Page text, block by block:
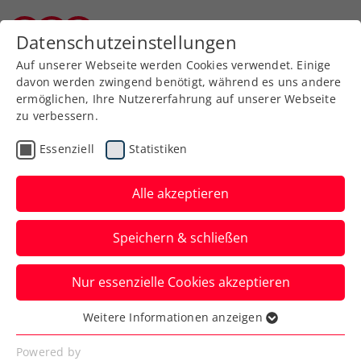
Zurück zur Newsübersicht
Turniere
Sparkasse Bambini Cup:
Double in Kufstein –
Behrmann wird zum
Seriensieger
Für das ÖTV-Nachwuchstalent ist es
bereits der dritte Titelgewinn in Folge bei
Tennis-Europe-Turnieren.
Datenschutzeinstellungen
Auf unserer Webseite werden Cookies verwendet. Einige
davon werden zwingend benötigt, während es uns andere
ermöglichen, Ihre Nutzererfahrung auf unserer Webseite
zu verbessern.
Essenziell Statistiken
Alle akzeptieren
Speichern & schließen
Nur essenzielle Cookies akzeptieren
Essenziell
Essenzielle Cookies werden für grundlegende
Weitere Informationen anzeigen
Powered by